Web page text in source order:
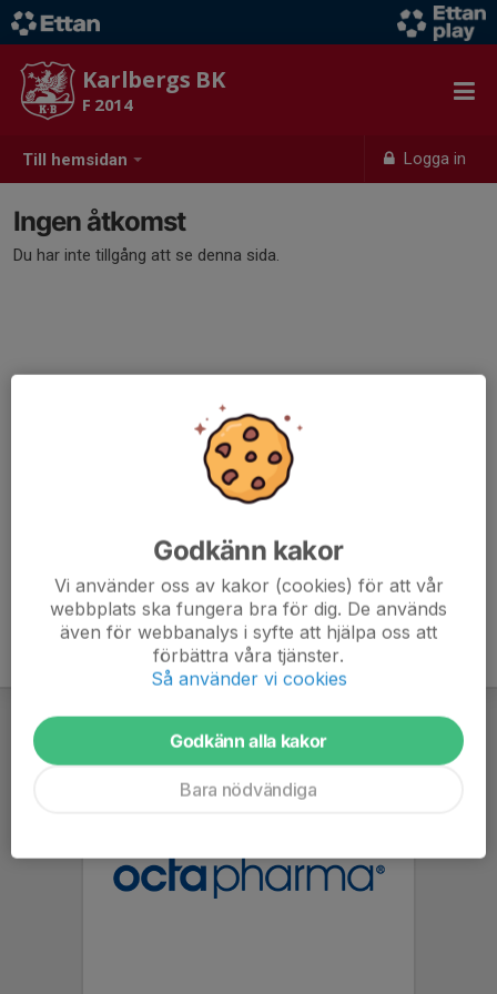
Till hemsidan Logga in
Karlbergs BK
F 2014
Ingen åtkomst
Du har inte tillgång att se denna sida.
Godkänn kakor
Vi använder oss av kakor (cookies) för att vår
webbplats ska fungera bra för dig. De används
även för webbanalys i syfte att hjälpa oss att
förbättra våra tjänster.
Så använder vi cookies
Godkänn alla kakor
Bara nödvändiga